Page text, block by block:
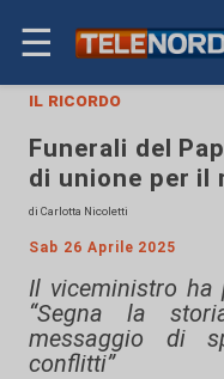
☰
il ricordo
Funerali del
di unione per il
di Carlotta Nicoletti
Sab 26 Aprile 2025
Il viceministro ha
“Segna la
messaggio di
conflitti”